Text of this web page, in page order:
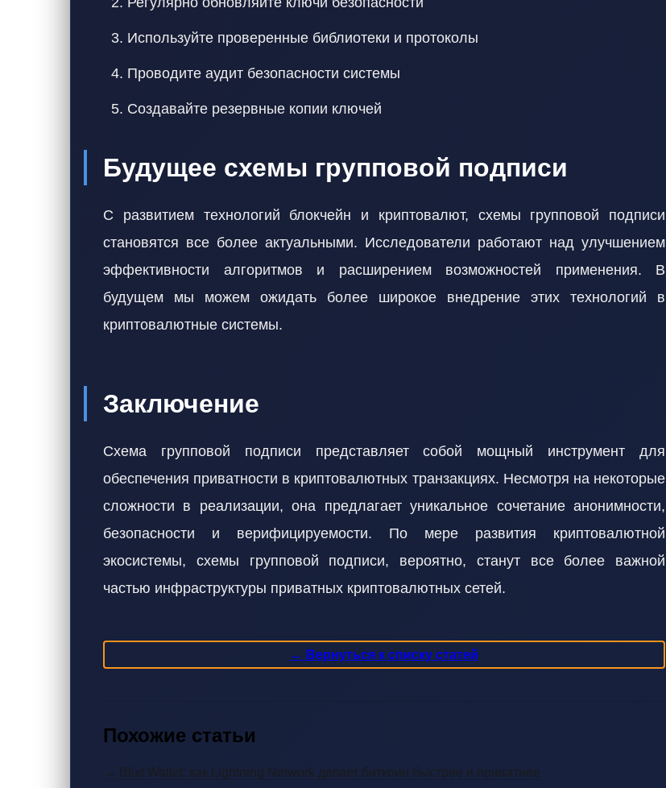
Используйте проверенные библиотеки и протоколы
Проводите аудит безопасности системы
Создавайте резервные копии ключей
Будущее схемы групповой подписи
С развитием технологий блокчейн и криптовалют, схемы групповой подписи
становятся все более актуальными. Исследователи работают над улучшением
эффективности алгоритмов и расширением возможностей применения. В
будущем мы можем ожидать более широкое внедрение этих технологий в
криптовалютные системы.
Заключение
Схема групповой подписи представляет собой мощный инструмент для
обеспечения приватности в криптовалютных транзакциях. Несмотря на некоторые
сложности в реализации, она предлагает уникальное сочетание анонимности,
безопасности и верифицируемости. По мере развития криптовалютной
экосистемы, схемы групповой подписи, вероятно, станут все более важной
частью инфраструктуры приватных криптовалютных сетей.
← Вернуться к списку статей
Похожие статьи
→ Blixt Wallet: как Lightning Network делает биткоин быстрее и приватнее